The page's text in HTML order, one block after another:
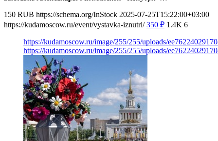
150 RUB https://schema.org/InStock 2025-07-25T15:22:00+03:00
https://kudamoscow.ru/event/vystavka-iznutri/ 350 ₽ 1.4K 6
https://kudamoscow.ru/image/255/255/uploads/
https://kudamoscow.ru/image/255/255/uploads/